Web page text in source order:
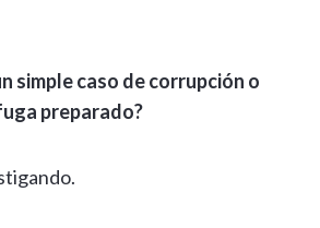
simple caso de corrupción o
preparado?